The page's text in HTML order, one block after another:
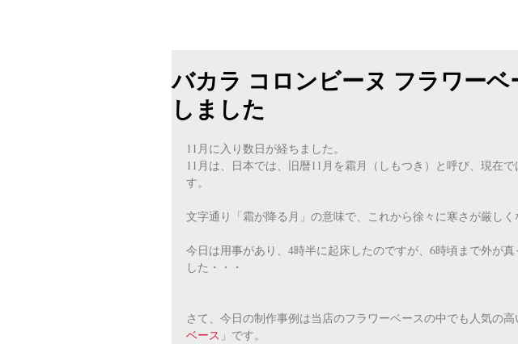
バカラ コロンビーヌ フラワー
しました
11月に入り数日が経ちました。
11月は、日本では、旧暦11月を霜月（しもつき）と呼び、現在
す。
文字通り「霜が降る月」の意味で、これから徐々に寒さが厳しく
今日は用事があり、4時半に起床したのですが、6時頃まで外が
した・・・
さて、今日の制作事例は当店のフラワーベースの中でも人気の高
ベース 」です。